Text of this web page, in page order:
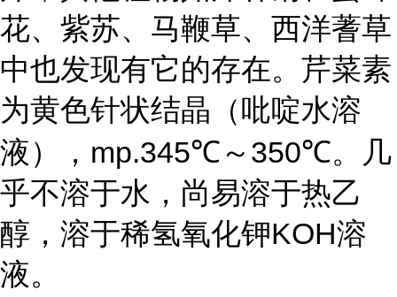
花、紫苏、马鞭草、西洋蓍草
中也发现有它的存在。芹菜素
为黄色针状结晶（吡啶水溶
液），mp.345℃～350℃。几
乎不溶于水，尚易溶于热乙
醇，溶于稀氢氧化钾KOH溶
液。